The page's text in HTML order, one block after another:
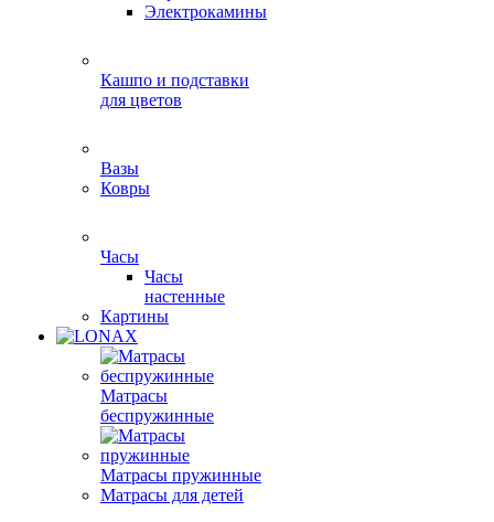
Электрокамины
Кашпо и подставки
для цветов
Вазы
Ковры
Часы
Часы
настенные
Картины
Матрасы
беспружинные
Матрасы пружинные
Матрасы для детей